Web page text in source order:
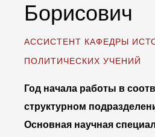
Борисович
АССИСТЕНТ КАФЕДРЫ
ПОЛИТИЧЕСКИХ УЧЕНИЙ
Год начала работы в
структурном
Основная научная